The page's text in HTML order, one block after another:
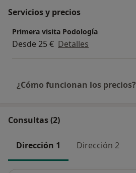
Servicios y precios
Primera visita Podología
Desde 25 € Detalles
¿Cómo funcionan los precios?
Consultas (2)
Dirección 1 Dirección 2